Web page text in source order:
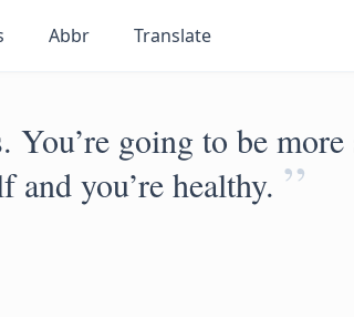
Abbr Translate
You’re going to be
you’re healthy. ”